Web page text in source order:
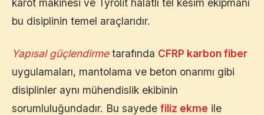
karot makinesi ve Tyrolit halatlı tel kesim ekipmanı
bu disiplinin temel araçlarıdır.
Yapısal güçlendirmetarafında CFRP karbon fiber
uygulamaları, mantolama ve beton onarımı gibi
disiplinler aynı mühendislik ekibinin
sorumluluğundadır. Bu sayede filiz ekme ile